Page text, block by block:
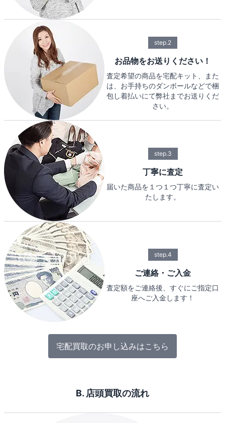
step.2
お品物をお送りください！
査定希望の商品を宅配キット、また
は、お手持ちのダンボールなどで梱
包し着払いにて弊社までお送りくだ
さい。
step.3
丁寧に査定
届いた商品を１つ１つ丁寧に査定い
たします。
step.4
ご連絡・ご入金
査定額をご連絡後、すぐにご指定口
座へご入金します！
宅配買取のお申し込みはこちら
B. 店頭買取の流れ